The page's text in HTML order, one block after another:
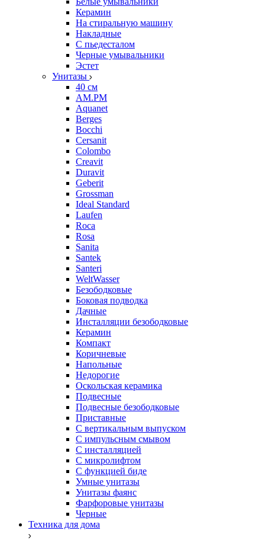
Керамин
На стиральную машину
Накладные
С пьедесталом
Черные умывальники
Эстет
Унитазы
40 см
AM.PM
Aquanet
Berges
Bocchi
Cersanit
Colombo
Creavit
Duravit
Geberit
Grossman
Ideal Standard
Laufen
Roca
Rosa
Sanita
Santek
Santeri
WeltWasser
Безободковые
Боковая подводка
Дачные
Инсталляции безободковые
Керамин
Компакт
Коричневые
Напольные
Недорогие
Оскольская керамика
Подвесные
Подвесные безободковые
Приставные
С вертикальным выпуском
С импульсным смывом
С инсталляцией
С микролифтом
С функцией биде
Умные унитазы
Унитазы фаянс
Фарфоровые унитазы
Черные
Техника для дома